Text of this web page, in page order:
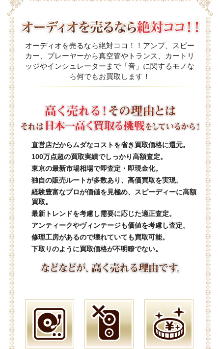
オーディオを売るなら絶対ココ！！アンプ、スピー
カー、プレーヤーから真空管やトランス、カートリ
ッジやインシュレーターまで「音」に関するモノな
ら何でもお買取します！
直営店だからムダなコストを省き買取価格に還元。
100万点超の買取実績でしっかり高額査定。
東京の最新市場相場で即査定・即現金化。
独自の販売ルートが多数あり、高価買取を実現。
経験豊富なプロが価値を見極め、スピーディーに高額
買取。
最新トレンドを考慮し需要に応じた適正査定。
アンティークやヴィンテージも価値を考慮し査定。
修理工房があるので壊れていても買取可能。
下取りのように買取価格が不明瞭でない。